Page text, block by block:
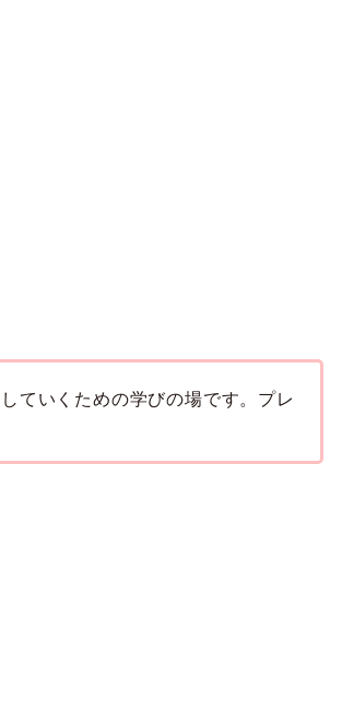
ていくための学びの場です。プレ